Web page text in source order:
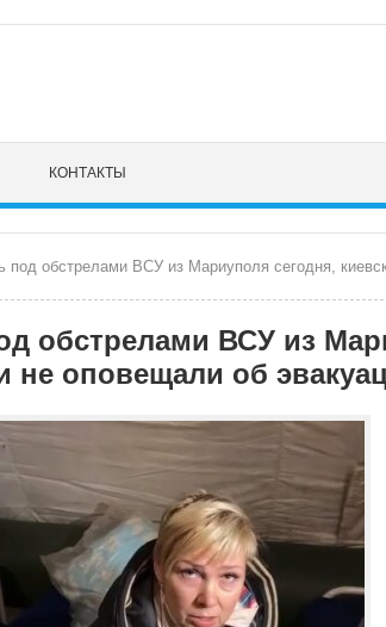
КОНТАКТЫ
ВСУ из Мариуполя сегодня, киевские власти не
обстрелами ВСУ из
не оповещали об